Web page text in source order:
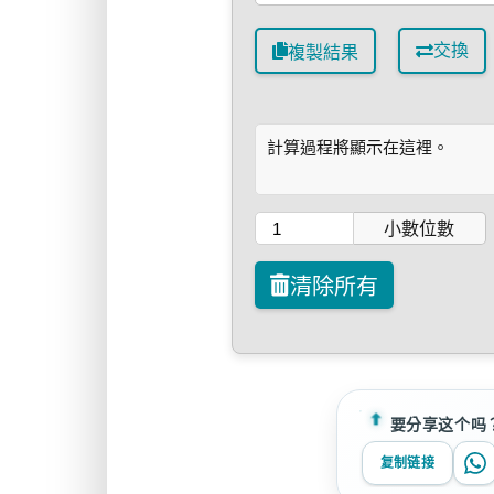
複製結果 交換
計算過程將顯示在這裡。
小數位數
清除所有
要分享这个吗
复制链接